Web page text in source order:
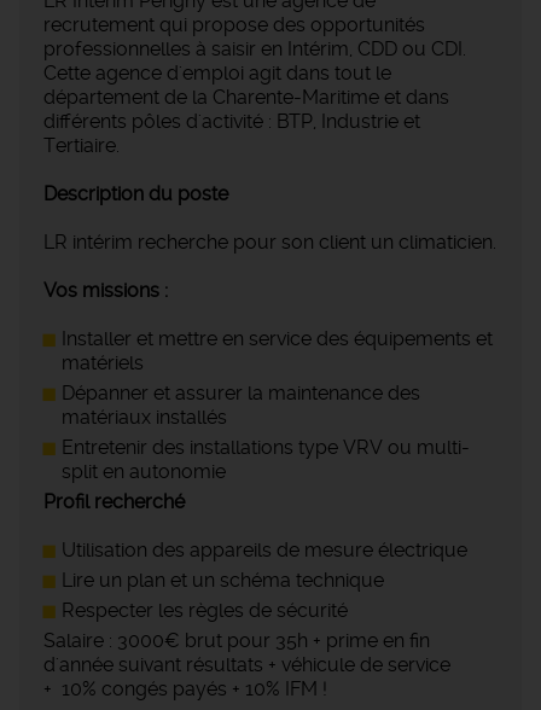
recrutement qui propose des opportunités
professionnelles à saisir en Intérim, CDD ou CDI.
Cette agence d'emploi agit dans tout le
département de la Charente-Maritime et dans
différents pôles d'activité : BTP, Industrie et
Tertiaire.
Description du poste
LR intérim recherche pour son client un climaticien.
Vos missions :
Installer et mettre en service des équipements et
matériels
Dépanner et assurer la maintenance des
matériaux installés
Entretenir des installations type VRV ou multi-
split en autonomie
Profil recherché
Utilisation des appareils de mesure électrique
Lire un plan et un schéma technique
Respecter les règles de sécurité
Salaire : 3000€ brut pour 35h + prime en fin
d'année suivant résultats + véhicule de service
+ 10% congés payés + 10% IFM !